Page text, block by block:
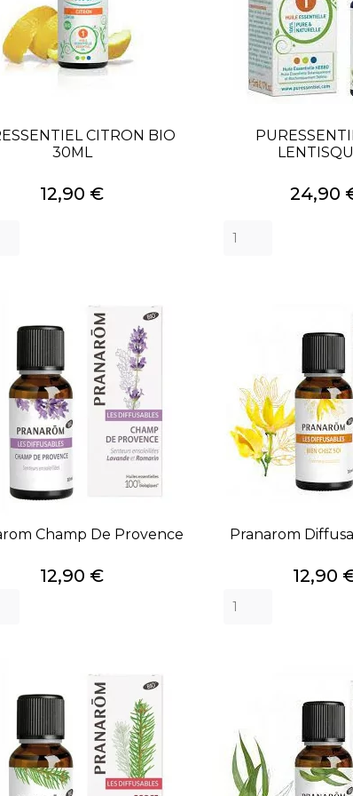
CITRON BIO
30ML
Prix
12,90 € Prix
24,90
Champ De Provence
Prix
12,90 €
Pranarom
Prix
12,90